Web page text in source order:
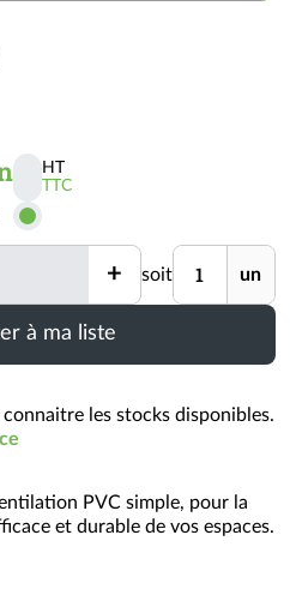
Activer
les
prix
HT
TTC
+ soit Unité un
à ma liste
les stocks disponibles.
PVC simple, pour la
et durable de vos espaces.